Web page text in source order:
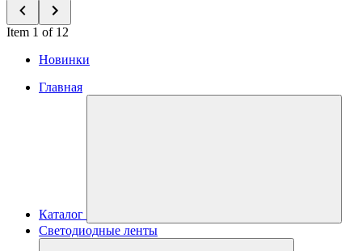
Item 1 of 12
Новинки
Главная
Каталог
Светодиодные ленты